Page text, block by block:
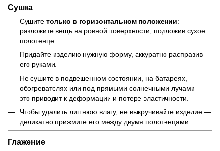
Сушка
Сушите только в горизонтальном положении:
разложите вещь на ровной поверхности, подложив сухое
полотенце.
Придайте изделию нужную форму, аккуратно расправив
его руками.
Не сушите в подвешенном состоянии, на батареях,
обогревателях или под прямыми солнечными лучами —
это приводит к деформации и потере эластичности.
Чтобы удалить лишнюю влагу, не выкручивайте изделие —
деликатно прижмите его между двумя полотенцами.
Глажение